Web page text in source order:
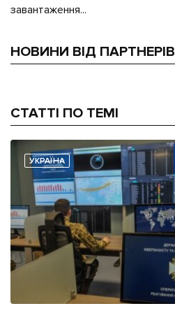
завантаження...
НОВИНИ ВІД ПАРТНЕРІВ
СТАТТІ ПО ТЕМІ
УКРАЇНА